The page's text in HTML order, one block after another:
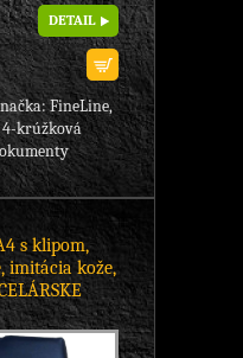
DETAIL
FineLine,
4-krúžková
s klipom,
imitácia kože,